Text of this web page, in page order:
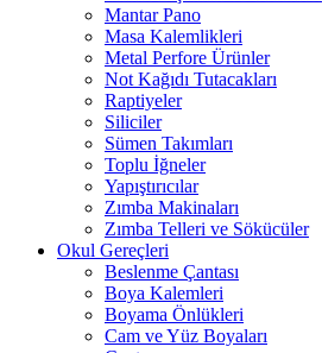
Mantar Pano
Masa Kalemlikleri
Metal Perfore Ürünler
Not Kağıdı Tutacakları
Raptiyeler
Siliciler
Sümen Takımları
Toplu İğneler
Yapıştırıcılar
Zımba Makinaları
Zımba Telleri ve Sökücüler
Okul Gereçleri
Beslenme Çantası
Boya Kalemleri
Boyama Önlükleri
Cam ve Yüz Boyaları